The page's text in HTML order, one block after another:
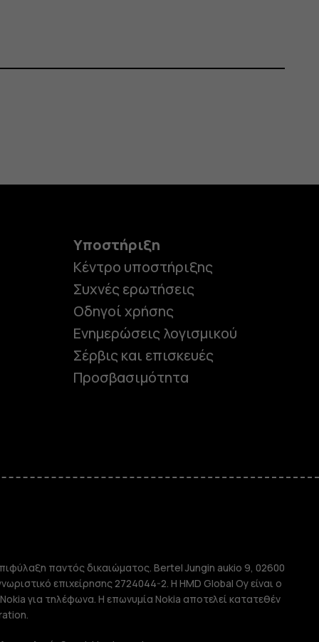
χρήσης
Υποστήριξη
Κέντρο υποστήριξης
Συχνές ερωτήσεις
Οδηγοί χρήσης
Ενημερώσεις λογισμικού
Σέρβις και επισκευές
Προσβασιμότητα
παντός δικαιώματος. Bertel Jungin aukio 9, 02600
επιχείρησης 2724044-2. Η HMD Global Oy είναι ο
για τηλέφωνα. Η επωνυμία Nokia αποτελεί κατατεθέν